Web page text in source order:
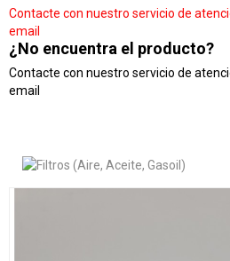
Contacte con nuestro servicio de
email
¿No encuentra el producto?
Contacte con nuestro servicio de
email